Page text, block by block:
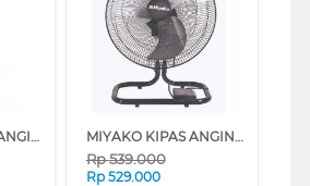
MASPION KIPAS ANGIN TOWER FAN TF01S MIYAKO KIPAS ANGIN INDUSTRI INDUSTRIAL FAN KST18RC
Rp539.000
Rp 529.000